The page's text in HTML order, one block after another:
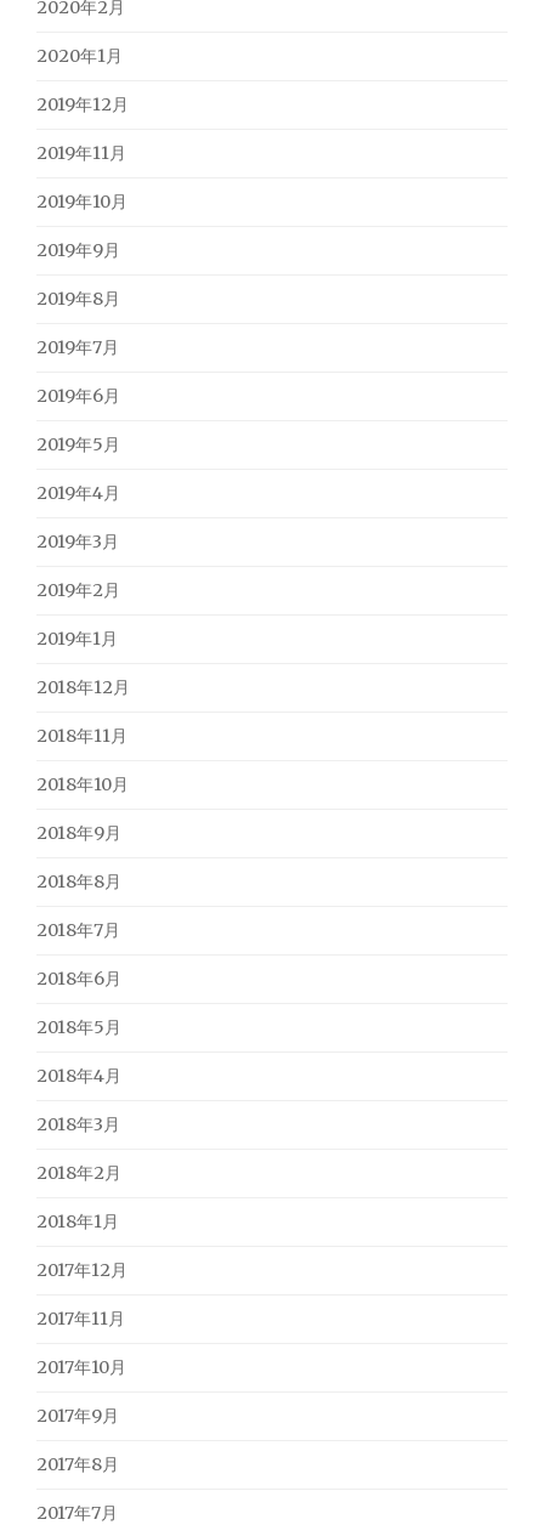
2020年2月
2020年1月
2019年12月
2019年11月
2019年10月
2019年9月
2019年8月
2019年7月
2019年6月
2019年5月
2019年4月
2019年3月
2019年2月
2019年1月
2018年12月
2018年11月
2018年10月
2018年9月
2018年8月
2018年7月
2018年6月
2018年5月
2018年4月
2018年3月
2018年2月
2018年1月
2017年12月
2017年11月
2017年10月
2017年9月
2017年8月
2017年7月